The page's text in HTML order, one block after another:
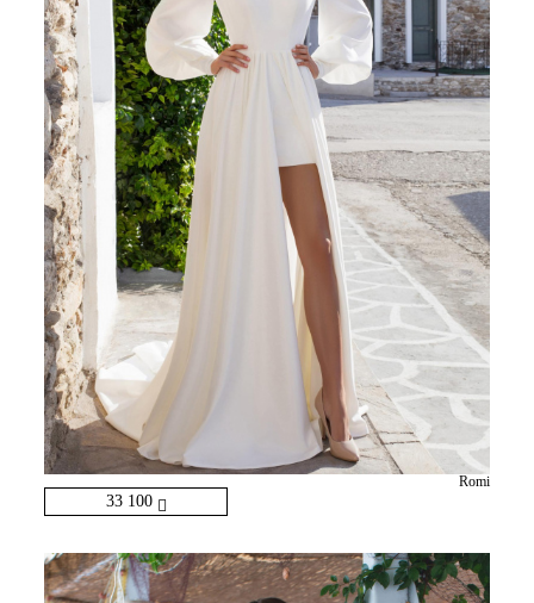
33 100
Romi